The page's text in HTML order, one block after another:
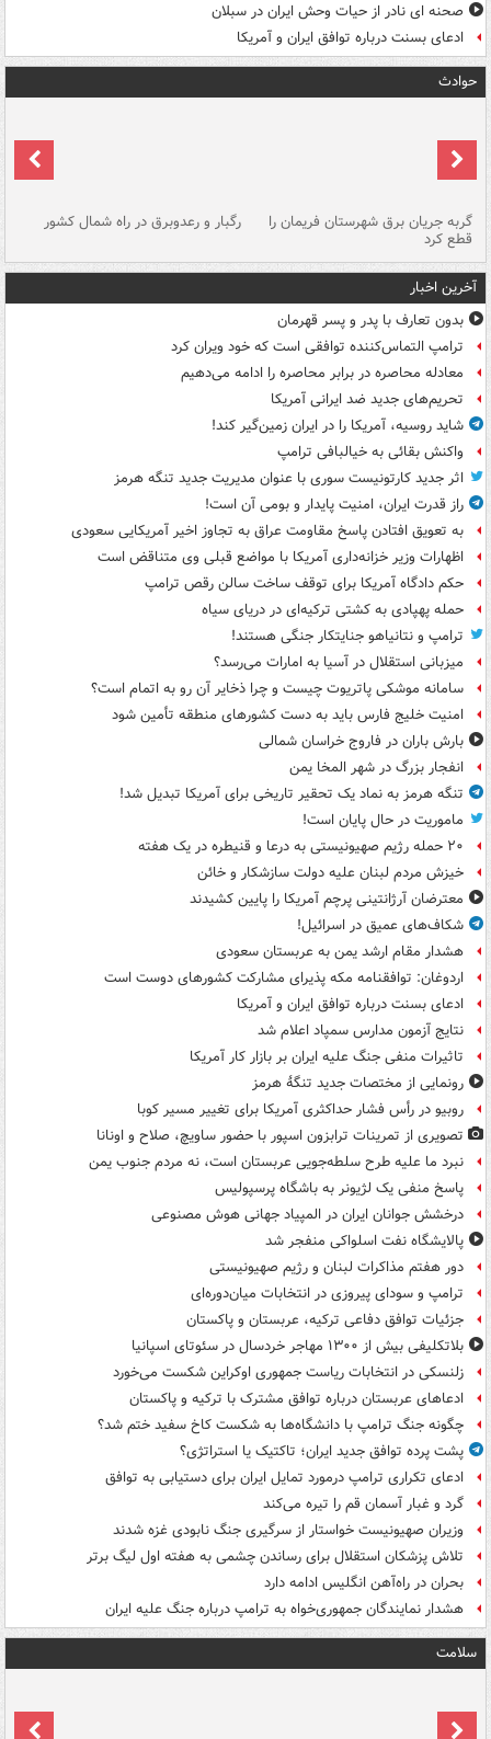
صحنه ای نادر از حیات وحش ایران در سبلان
ادعای بسنت درباره توافق ایران و آمریکا
حوادث
گربه جریان برق شهرستان فریمان را
قطع کرد
رگبار و رعدوبرق در راه شمال کشور
آخرین اخبار
بدون تعارف با پدر و پسر قهرمان
ترامپ التماس‌کننده توافقی است که خود ویران کرد
معادله محاصره در برابر محاصره را ادامه می‌دهیم
تحریم‌های جدید ضد ایرانی آمریکا
شاید روسیه، آمریکا را در ایران زمین‌گیر کند!
واکنش بقائی به خیالبافی ترامپ
اثر جدید کارتونیست سوری با عنوان مدیریت جدید تنگه هرمز
راز قدرت ایران، امنیت پایدار و بومی آن است!
به تعویق افتادن پاسخ مقاومت عراق به تجاوز اخیر آمریکایی سعودی
اظهارات وزیر خزانه‌داری آمریکا با مواضع قبلی وی متناقض است
حکم دادگاه آمریکا برای توقف ساخت سالن رقص ترامپ
حمله پهپادی به کشتی ترکیه‌ای در دریای سیاه
ترامپ و نتانیاهو جنایتکار جنگی هستند!
میزبانی استقلال در آسیا به امارات می‌رسد؟
سامانه موشکی پاتریوت چیست و چرا ذخایر آن رو به اتمام است؟
امنیت خلیج فارس باید به دست کشورهای منطقه تأمین شود
بارش باران در فاروج خراسان شمالی
انفجار بزرگ در شهر المخا یمن
تنگه هرمز به نماد یک تحقیر تاریخی برای آمریکا تبدیل شد!
ماموریت در حال پایان است!
۲۰ حمله رژیم صهیونیستی به درعا و قنیطره در یک هفته
خیزش مردم لبنان علیه دولت سازشکار و خائن
معترضان آرژانتینی پرچم آمریکا را پایین کشیدند
شکاف‌های عمیق در اسرائیل!
هشدار مقام ارشد یمن به عربستان سعودی
اردوغان: توافقنامه مکه پذیرای مشارکت کشورهای دوست است
ادعای بسنت درباره توافق ایران و آمریکا
نتایج آزمون مدارس سمپاد اعلام شد
تاثیرات منفی جنگ علیه ایران بر بازار کار آمریکا
رونمایی از مختصات جدید تنگۀ هرمز
روبیو در رأس فشار حداکثری آمریکا برای تغییر مسیر کوبا
تصویری از تمرینات ترابزون اسپور با حضور ساویچ، صلاح و اونانا
نبرد ما علیه طرح سلطه‌جویی عربستان است، نه مردم جنوب یمن
پاسخ منفی یک لژیونر به باشگاه پرسپولیس
درخشش جوانان ایران در المپیاد جهانی هوش مصنوعی
پالایشگاه نفت اسلواکی منفجر شد
دور هفتم مذاکرات لبنان و رژیم صهیونیستی
ترامپ و سودای پیروزی در انتخابات میان‌دوره‌ای
جزئیات توافق دفاعی ترکیه، عربستان و پاکستان
بلاتکلیفی بیش از ۱۳۰۰ مهاجر خردسال در سئوتای اسپانیا
زلنسکی در انتخابات ریاست جمهوری اوکراین شکست می‌خورد
ادعاهای عربستان درباره توافق مشترک با ترکیه و پاکستان
چگونه جنگ ترامپ با دانشگاه‌ها به شکست کاخ سفید ختم شد؟
پشت پرده توافق جدید ایران؛ تاکتیک یا استراتژی؟
ادعای تکراری ترامپ درمورد تمایل ایران برای دستیابی به توافق
گرد و غبار آسمان قم را تیره می‌کند
وزیران صهیونیست خواستار از سرگیری جنگ نابودی غزه شدند
تلاش پزشکان استقلال برای رساندن چشمی به هفته اول لیگ برتر
بحران در راه‌آهن انگلیس ادامه دارد
هشدار نمایندگان جمهوری‌خواه به ترامپ درباره جنگ علیه ایران
سلامت